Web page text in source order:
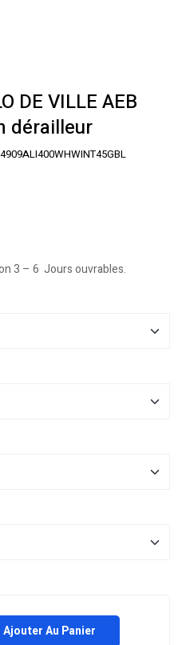
DE VILLE AEB
dérailleur
3 – 6 Jours ouvrables.
Ajouter Au Panier